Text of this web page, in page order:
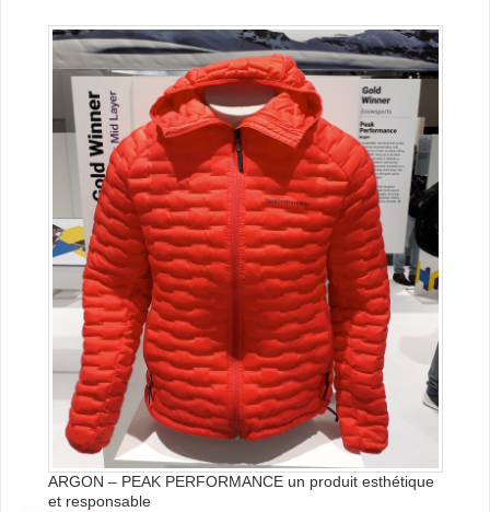
ARGON – PEAK PERFORMANCE un produit esthétique
et responsable